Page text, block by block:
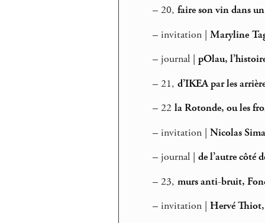
– 20, faire son vin dans
– invitation | Maryline
– journal | pOlau,
– 21, d’IKEA par les
– 22 la Rotonde, ou les
– invitation | Nicolas
– journal | de l’autre côté
– 23, murs anti-bruit,
– invitation | Hervé